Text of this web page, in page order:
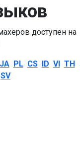
доступен на
JA PL CS ID VI TH
SV